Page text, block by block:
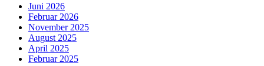
Juni 2026
Februar 2026
November 2025
August 2025
April 2025
Februar 2025